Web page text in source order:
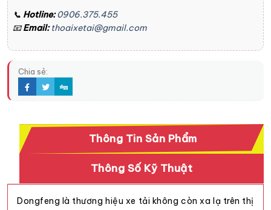
📞 Hotline: 0906.375.455
📧Email: thoaixetai@gmail.com
Chia sẻ:
Thông Tin Sản Phẩm
Thông Số Kỹ Thuật
Dongfeng là thương hiệu xe tải không còn xa lạ trên thị